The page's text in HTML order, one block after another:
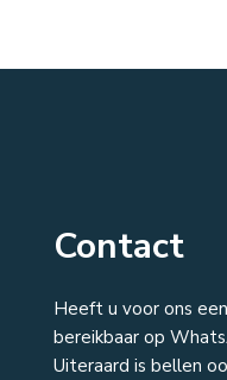
Contact
Heeft u voor ons
bereikbaar op
Uiteraard is bellen